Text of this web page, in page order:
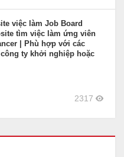
việc làm Job Board
tìm việc làm ứng viên
| Phù hợp với các
ty khởi nghiệp hoặc
2317